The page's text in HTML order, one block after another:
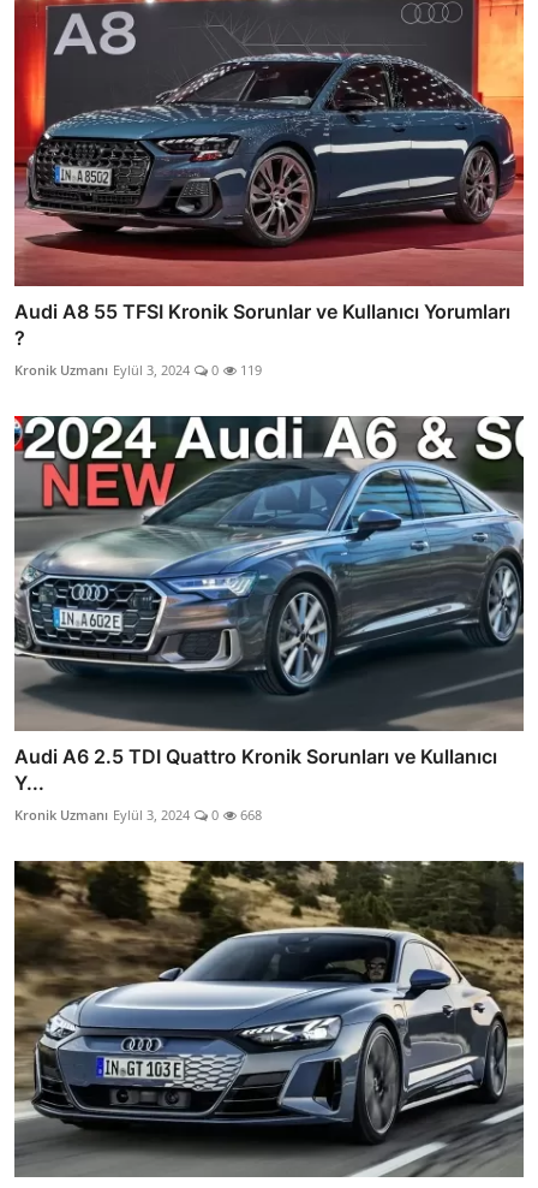
Audi A8 55 TFSI Kronik Sorunlar ve Kullanıcı Yorumları
?
Kronik Uzmanı Eylül 3, 2024 0 119
Audi A6 2.5 TDI Quattro Kronik Sorunları ve Kullanıcı
Y...
Kronik Uzmanı Eylül 3, 2024 0 668